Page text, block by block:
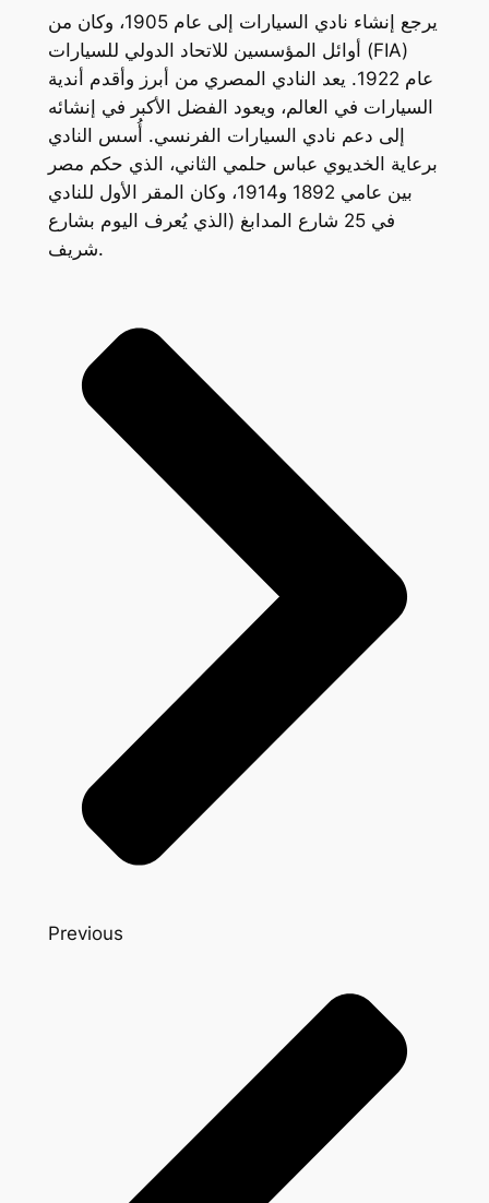
يرجع إنشاء نادي السيارات إلى عام 1905، وكان من
أوائل المؤسسين للاتحاد الدولي للسيارات (FIA)
عام 1922. يعد النادي المصري من أبرز وأقدم أندية
السيارات في العالم، ويعود الفضل الأكبر في إنشائه
إلى دعم نادي السيارات الفرنسي. أُسس النادي
برعاية الخديوي عباس حلمي الثاني، الذي حكم مصر
بين عامي 1892 و1914، وكان المقر الأول للنادي
في 25 شارع المدابغ (الذي يُعرف اليوم بشارع
شريف.
Previous